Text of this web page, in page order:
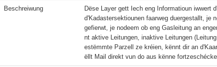
Beschreiwung
Dëse Layer gett Iech eng Informatioun iwwert
d'Kadastersektiounen faarweg duergestallt, je
gefierwt, je nodeem ob eng Gasleitung an
nt aktive Leitungen, inaktive Leitungen
estëmmte Parzell ze kréien, kënnt dir an
ëllt Mail direkt vun do aus kënne